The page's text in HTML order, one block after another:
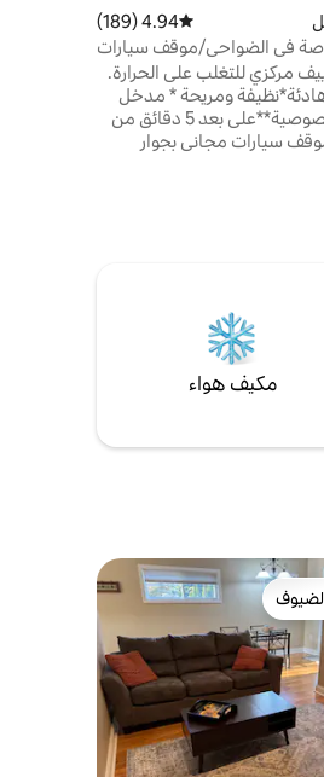
متوسط التقييم 4.94 من 5، 189 مراجعات
4.94 (189)
في الضواحي/موقف سيارات
مركزي للتغلب على الحرارة.
ومريحة * مدخل
شخصي يوفر الخصوصية**على بعد 5 دقائق من
سيارات مجاني بجوار
بإقامتك!!
مكيف هواء
لدى الضيوف